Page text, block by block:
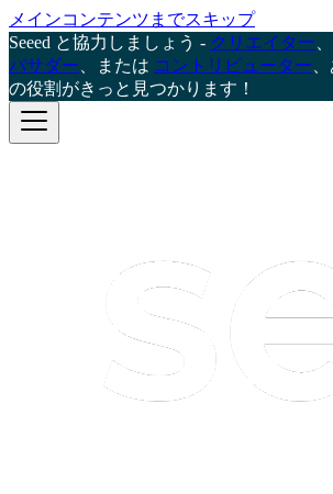
メインコンテンツまでスキップ
Seeed と協力しましょう - クリエイター
バサダー 、または コントリビューター
の役割がきっと見つかります！